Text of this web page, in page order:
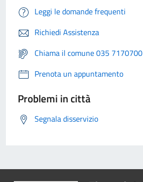
Leggi le domande frequenti
Richiedi Assistenza
Chiama il comune 035 7170700
Prenota un appuntamento
Problemi in città
Segnala disservizio